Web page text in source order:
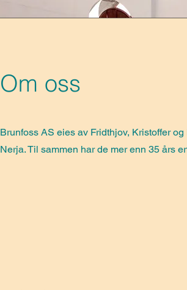
Om oss
Brunfoss AS eies av Fridthjov, Kristoffer
Nerja. Til sammen har de mer enn 35 års